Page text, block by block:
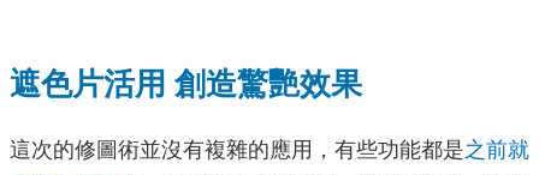
遮色片活用 創造驚艷效果
這次的修圖術並沒有複雜的應用，有些功能都是之前就